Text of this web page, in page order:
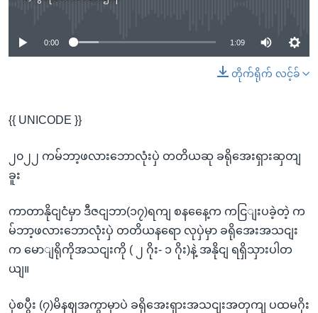
No media source currently available
0:00 1:09
တိုက်ရိုက် လင့်ခ်
{{ UNICODE }}
၂၀၂၂ ကမ်ဘာ့ဖလားဘောလုံးပှဲ တတိယဆု ခရိုအေးရှားဆှတျ
ခူး
ကာတာနိုငျငံမှာ ဒီဇငျဘာ(၁၇)ရကျ စနနေေ့က ကငြျးပခဲ့တဲ့ က
မ်ဘာ့ဖလားဘောလုံးပှဲ တတိယနရော လုပှဲမှာ ခရိုအေးအသငျး
က မောျရိုကိုအသငျးကို ( ၂ ဂိုး- ၁ ဂိုး)နဲ့ အနိုငျ ရရှိသှားပါတ
ယျ။
ပှဲစပွီး (၇)မိနဈအကွာမှာပဲ ခရိုအေးရှားအသငျးအတှကျ ပထမဂိုး